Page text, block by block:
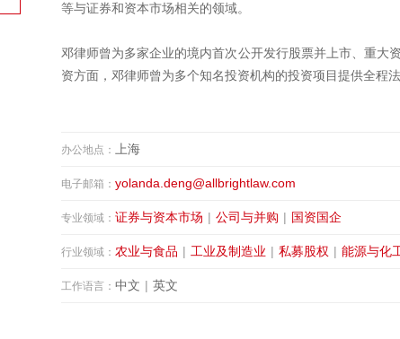
等与证券和资本市场相关的领域。
邓律师曾为多家企业的境内首次公开发行股票并上市、重大
资方面，邓律师曾为多个知名投资机构的投资项目提供全程
办公地点： 上海
电子邮箱： yolanda.deng@allbrightlaw.com
专业领域： 证券与资本市场 | 公司与并购 | 国资国企
行业领域： 农业与食品 | 工业及制造业 | 私募股权 | 能源与化
工作语言： 中文 | 英文